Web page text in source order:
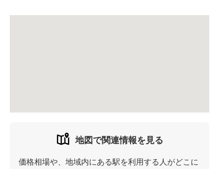
地図で関連情報を見る
価格相場や、地域内にある駅を利用する人がどこに